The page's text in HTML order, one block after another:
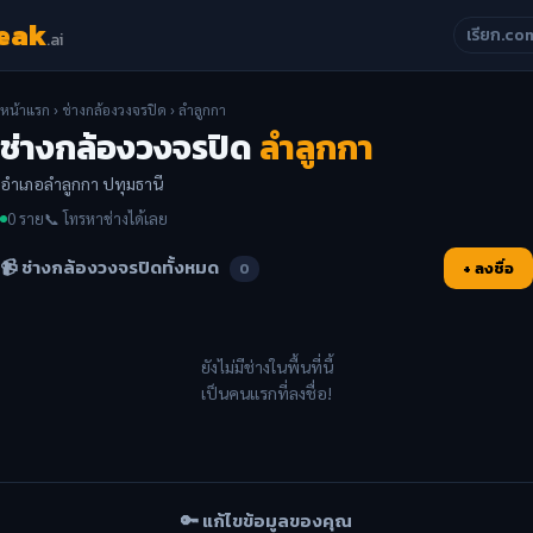
.ai เรียก
หน้าแรก › ช่างกล้องวงจรปิด › ลำลูกกา
ช่างกล้องวงจรปิดลำลูกกา
อำเภอลำลูกกา ปทุมธานี
0 ราย📞 โทรหาช่างได้เลย
📹 ช่างกล้องวงจรปิดทั้งหมด 0 + ลงชื่อ
ยังไม่มีช่างในพื้นที่นี้
เป็นคนแรกที่ลงชื่อ!
🔑 แก้ไขข้อมูลของคุณ